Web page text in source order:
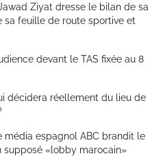
Ziyat dresse le bilan de sa
sa feuille de route sportive et
devant le TAS fixée au 8
décidera réellement du lieu de
média espagnol ABC brandit le
supposé «lobby marocain»